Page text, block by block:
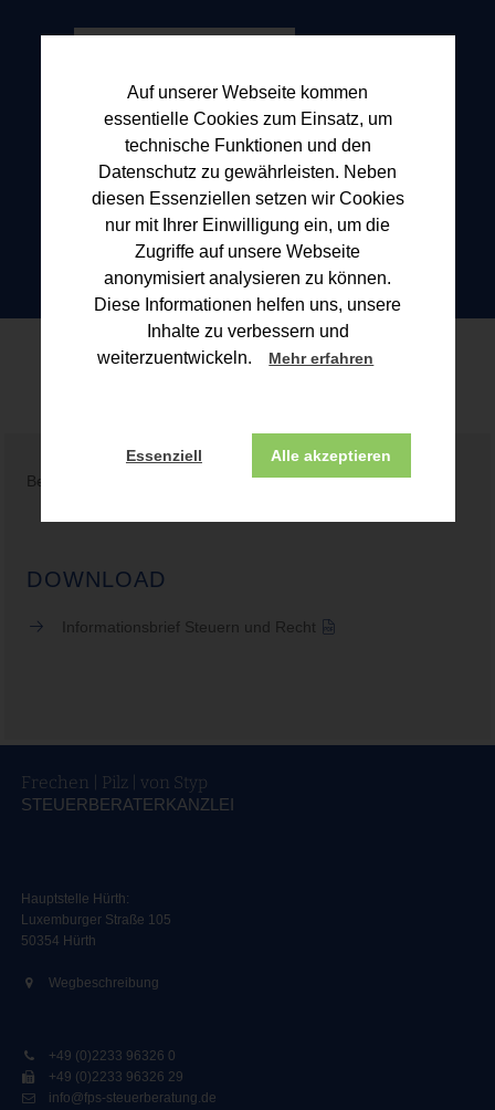
Auf unserer Webseite kommen
essentielle Cookies zum Einsatz, um
technische Funktionen und den
Datenschutz zu gewährleisten. Neben
diesen Essenziellen setzen wir Cookies
nur mit Ihrer Einwilligung ein, um die
Zugriffe auf unsere Webseite
anonymisiert analysieren zu können.
Diese Informationen helfen uns, unsere
Inhalte zu verbessern und
weiterzuentwickeln.
Mehr erfahren
Essenziell Alle akzeptieren
Blogbeitrag
Beitrag konnte nicht gefunden werden!
DOWNLOAD
Informationsbrief Steuern und Recht
Frechen | Pilz | von Styp
STEUERBERATERKANZLEI
Hauptstelle Hürth:
Luxemburger Straße 105
50354 Hürth
Wegbeschreibung
+49 (0)2233 96326 0
+49 (0)2233 96326 29
info@fps-steuerberatung.de